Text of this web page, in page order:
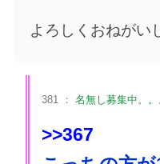
よろしくおねがい
381 ： 名無し募集中。。
>>367